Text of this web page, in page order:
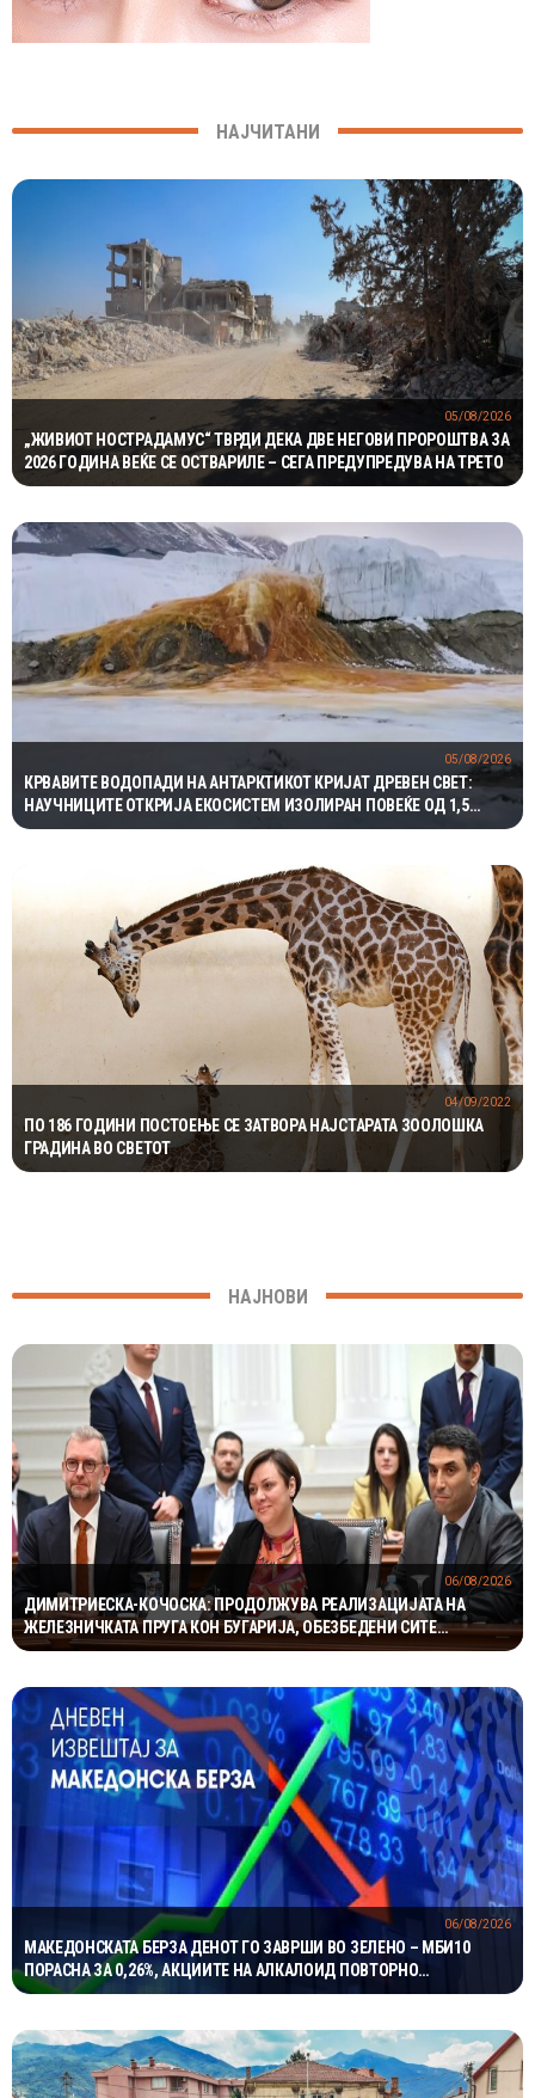
НАЈЧИТАНИ
„ЖИВИОТ НОСТРАДАМУС“ ТВРДИ ДЕКА ДВЕ НЕГОВИ ПРОРОШТВА ЗА
2026 ГОДИНА ВЕЌЕ СЕ ОСТВАРИЛЕ – СЕГА ПРЕДУПРЕДУВА НА ТРЕТО
05/08/2026
КРВАВИТЕ ВОДОПАДИ НА АНТАРКТИКОТ КРИЈАТ ДРЕВЕН СВЕТ:
НАУЧНИЦИТЕ ОТКРИЈА ЕКОСИСТЕМ ИЗОЛИРАН ПОВЕЌЕ ОД 1,5
МИЛИОНИ ГОДИНИ
05/08/2026
ПО 186 ГОДИНИ ПОСТОЕЊЕ СЕ ЗАТВОРА НАЈСТАРАТА ЗООЛОШКА
ГРАДИНА ВО СВЕТОТ
04/09/2022
НАЈНОВИ
ДИМИТРИЕСКА-КОЧОСКА: ПРОДОЛЖУВА РЕАЛИЗАЦИЈАТА НА
ЖЕЛЕЗНИЧКАТА ПРУГА КОН БУГАРИЈА, ОБЕЗБЕДЕНИ СИТЕ
ПРЕДУСЛОВИ
06/08/2026
МАКЕДОНСКАТА БЕРЗА ДЕНОТ ГО ЗАВРШИ ВО ЗЕЛЕНО – МБИ10
ПОРАСНА ЗА 0,26%, АКЦИИТЕ НА АЛКАЛОИД ПОВТОРНО
НАЈТРГУВАНИ
06/08/2026